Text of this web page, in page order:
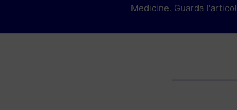
Medicine. Guarda